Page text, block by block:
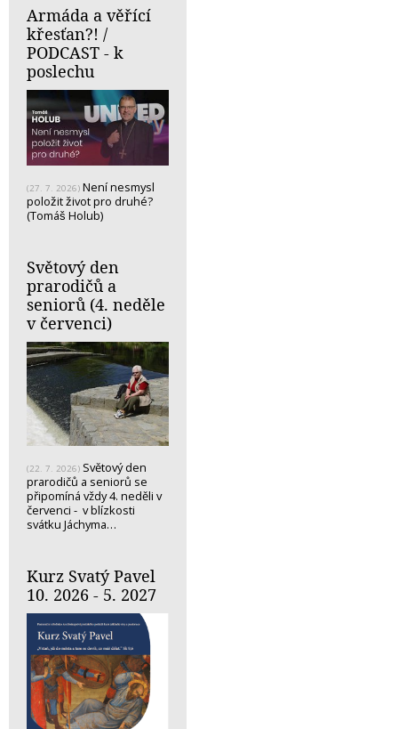
Armáda a věřící
křesťan?! /
PODCAST - k
poslechu
(27. 7. 2026) Není nesmysl
položit život pro druhé?
(Tomáš Holub)
Světový den
prarodičů a
seniorů (4. neděle
v červenci)
(22. 7. 2026) Světový den
prarodičů a seniorů se
připomíná vždy 4. neděli v
červenci - v blízkosti
svátku Jáchyma…
Kurz Svatý Pavel
10. 2026 - 5. 2027